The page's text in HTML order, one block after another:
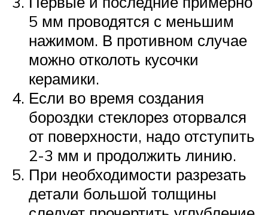
5 мм проводятся с меньшим
нажимом. В противном случае
можно отколоть кусочки
керамики.
Если во время создания
бороздки стеклорез оторвался
от поверхности, надо отступить
2-3 мм и продолжить линию.
При необходимости разрезать
детали большой толщины